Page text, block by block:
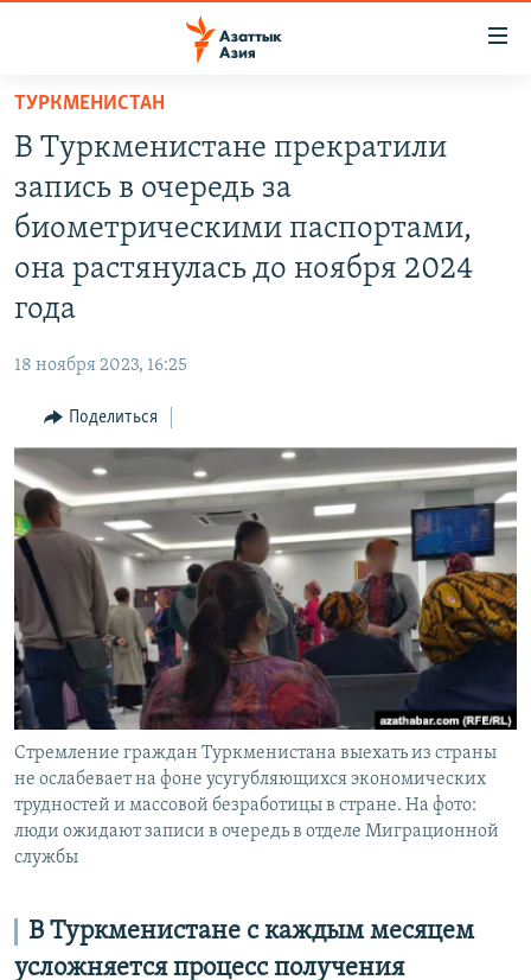
Вернуться
основному
содержанию
Вернутся
главной
навигации
КАЗАХСТАН
НОВОСТИ
ВОЙНА В УКРАИНЕ
ТОҶИКӢ
TÜRKMENÇE
ПОДПИШИТЕСЬ НА НАС В СОЦСЕТЯХ
Все сайты РСЕ/РС
ТУРКМЕНИСТАН
В Туркменистане прекратили
запись в очередь за
биометрическими паспортами,
она растянулась до ноября 2024
года
18 ноября 2023, 16:25
Поделиться
Стремление граждан Туркменистана выехать из страны
не ослабевает на фоне усугубляющихся экономических
трудностей и массовой безработицы в стране. На фото:
люди ожидают записи в очередь в отделе Миграционной
службы
В Туркменистане с каждым месяцем
усложняется процесс получения